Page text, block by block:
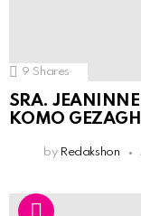
9 Shares
SRA.
KOMO
by Redakshon